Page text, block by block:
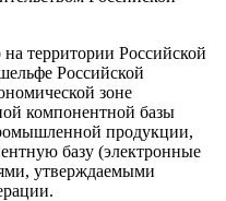
территории Российской
Российской
зоне
компонентной базы
продукции,
базу (электронные
утверждаемыми